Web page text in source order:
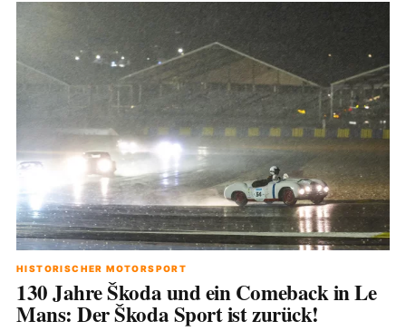
HISTORISCHER MOTORSPORT
130 Jahre Škoda und ein Comeback in Le
Mans: Der Škoda Sport ist zurück!